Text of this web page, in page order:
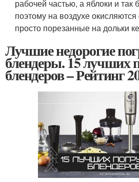
рабочей частью, а яблоки и так
поэтому на воздухе
просто порезанные на дольки
Лучшие недорогие
блендеры. 15 лучших
блендеров – Рейтинг